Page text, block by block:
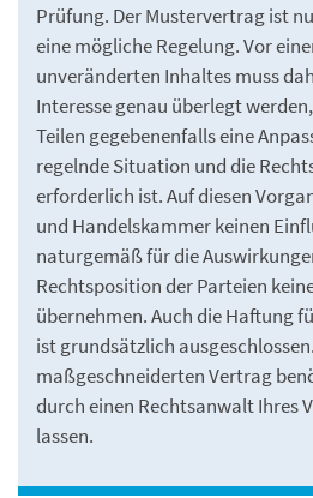
Prüfung. Der Mustervertrag ist
eine mögliche Regelung. Vor
unveränderten Inhaltes muss
Interesse genau überlegt
Teilen gegebenenfalls eine
regelnde Situation und die
erforderlich ist. Auf diesen
und Handelskammer keinen
naturgemäß für die
Rechtsposition der Parteien
übernehmen. Auch die Haftung
ist grundsätzlich
maßgeschneiderten Vertrag
durch einen Rechtsanwalt Ihres
lassen.